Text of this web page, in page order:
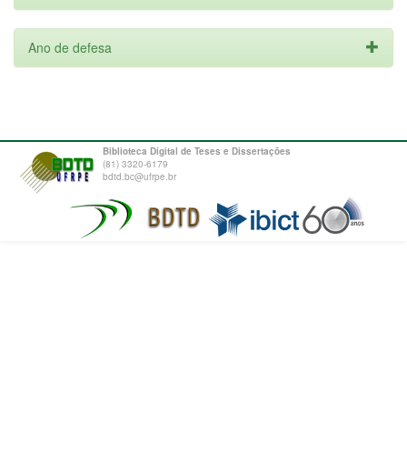
Ano de defesa
Biblioteca Digital de Teses e Dissertações
(81) 3320-6179
bdtd.bc@ufrpe.br